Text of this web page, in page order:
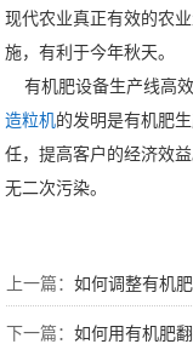
现代农业真正有效的农
施，有利于今年秋天。
有机肥设备生产线高
造粒机的发明是有机肥
任，提高客户的经济效
无二次污染。
上一篇： 如何调整有机
下一篇： 如何用有机肥